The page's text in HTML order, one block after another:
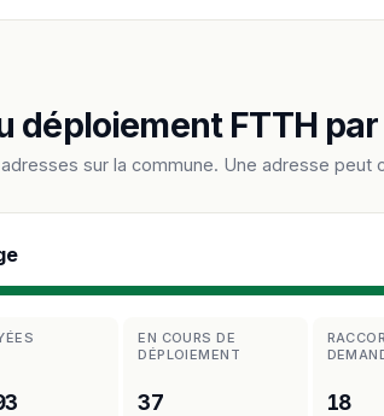
déploiement FTTH
sur la commune. Une adresse
EN COURS DE
DÉPLOIEMENT
37 18